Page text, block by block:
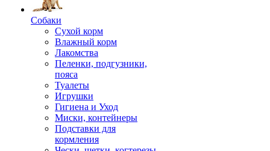
Собаки
Сухой корм
Влажный корм
Лакомства
Пеленки, подгузники,
пояса
Туалеты
Игрушки
Гигиена и Уход
Миски, контейнеры
Подставки для
кормления